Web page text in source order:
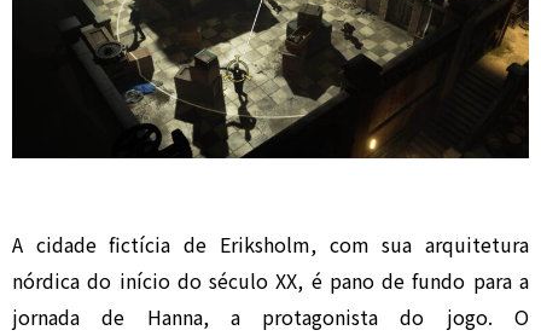
A cidade fictícia de Eriksholm, com sua arquitetura
nórdica do início do século XX, é pano de fundo para a
jornada de Hanna, a protagonista do jogo. O